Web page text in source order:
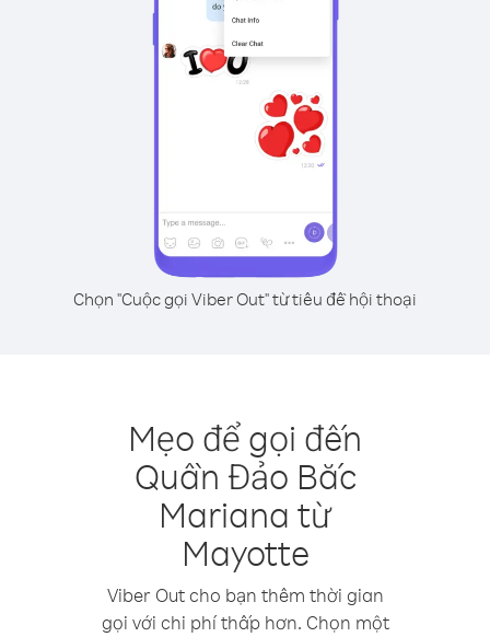
Chọn "Cuộc gọi Viber Out" từ tiêu đề hội thoại
Mẹo để gọi đến
Quần Đảo Bắc
Mariana từ
Mayotte
Viber Out cho bạn thêm thời gian
gọi với chi phí thấp hơn. Chọn một